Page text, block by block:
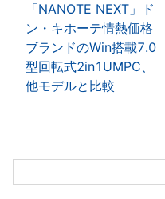
「NANOTE NEXT」ド
ン・キホーテ情熱価格
ブランドのWin搭載7.0
型回転式2in1UMPC、
他モデルと比較